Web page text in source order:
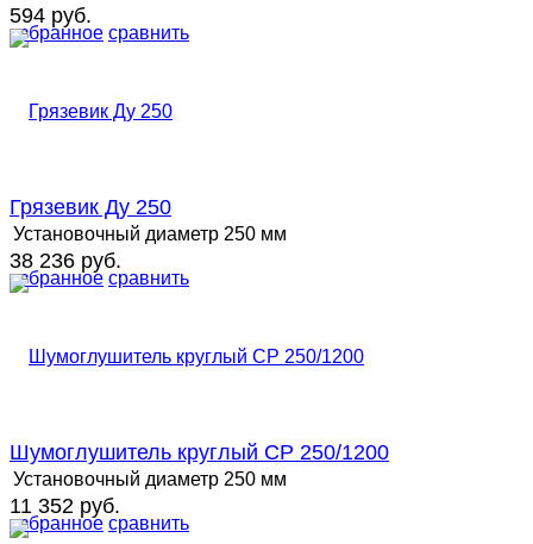
избранное сравнить
594 руб.
избранное сравнить
Грязевик Ду 250
Установочный диаметр 250 мм
38 236 руб.
избранное сравнить
Шумоглушитель круглый СР 250/1200
Установочный диаметр 250 мм
11 352 руб.